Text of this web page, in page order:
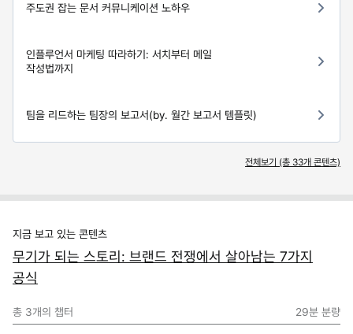
주도권 잡는 문서 커뮤니케이션 노하우
인플루언서 마케팅 따라하기: 서치부터 메일
작성법까지
팀을 리드하는 팀장의 보고서(by. 월간 보고서 템플릿)
전체보기 (총 33개 콘텐츠)
지금 보고 있는 콘텐츠
무기가 되는 스토리: 브랜드 전쟁에서 살아남는 7가지
공식
총 3개의 챕터 29분 분량